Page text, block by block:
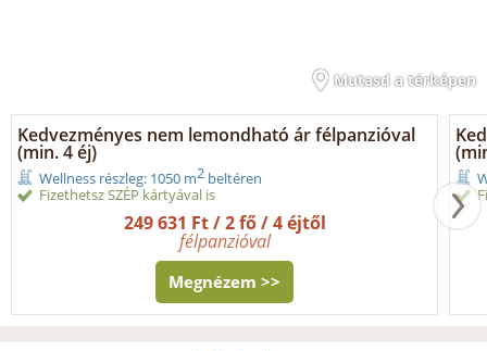
Mutasd a térképen
Kedvezményes nem lemondható ár félpanzióval
(min. 4 éj)
Wellness részleg: 1050 m2 beltéren
Fizethetsz SZÉP kártyával is
249 631 Ft / 2 fő / 4 éjtől
félpanzióval
Megnézem >>